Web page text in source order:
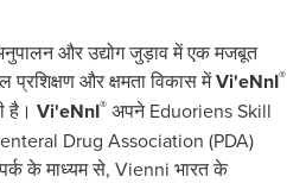
और उद्योग जुड़ाव में एक मजबूत
प्रशिक्षण और क्षमता विकास मेंVi'eNnI®
है। Vi'eNnI® अपने Eduoriens Skill
Drug Association (PDA)
के माध्यम से, Vienni भारत के